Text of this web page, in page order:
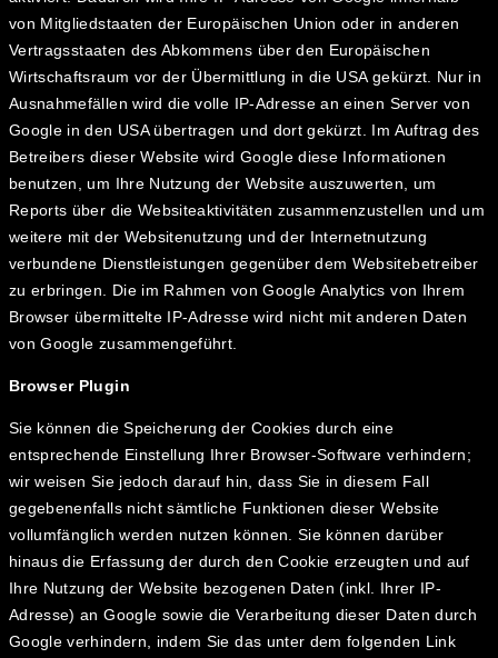
von Mitgliedstaaten der Europäischen Union oder in anderen
Vertragsstaaten des Abkommens über den Europäischen
Wirtschaftsraum vor der Übermittlung in die USA gekürzt. Nur in
Ausnahmefällen wird die volle IP-Adresse an einen Server von
Google in den USA übertragen und dort gekürzt. Im Auftrag des
Betreibers dieser Website wird Google diese Informationen
benutzen, um Ihre Nutzung der Website auszuwerten, um
Reports über die Websiteaktivitäten zusammenzustellen und um
weitere mit der Websitenutzung und der Internetnutzung
verbundene Dienstleistungen gegenüber dem Websitebetreiber
zu erbringen. Die im Rahmen von Google Analytics von Ihrem
Browser übermittelte IP-Adresse wird nicht mit anderen Daten
von Google zusammengeführt.
Browser Plugin
Sie können die Speicherung der Cookies durch eine
entsprechende Einstellung Ihrer Browser-Software verhindern;
wir weisen Sie jedoch darauf hin, dass Sie in diesem Fall
gegebenenfalls nicht sämtliche Funktionen dieser Website
vollumfänglich werden nutzen können. Sie können darüber
hinaus die Erfassung der durch den Cookie erzeugten und auf
Ihre Nutzung der Website bezogenen Daten (inkl. Ihrer IP-
Adresse) an Google sowie die Verarbeitung dieser Daten durch
Google verhindern, indem Sie das unter dem folgenden Link